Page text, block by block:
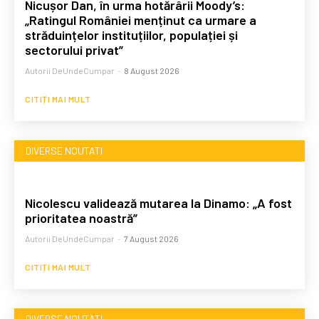
Nicușor Dan, în urma hotărârii Moody’s:
„Ratingul României menținut ca urmare a
străduințelor instituțiilor, populației și
sectorului privat”
Autorii DeUndeCumpar - 8 August 2026
CITIȚI MAI MULT
DIVERSE NOUTATI
Nicolescu validează mutarea la Dinamo: „A fost
prioritatea noastră”
Autorii DeUndeCumpar - 7 August 2026
CITIȚI MAI MULT